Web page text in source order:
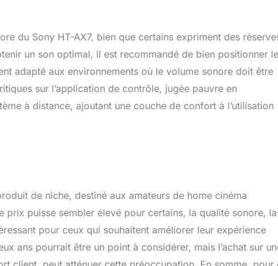
du Sony HT-AX7, bien que certains expriment des
un son optimal, il est recommandé de bien positionner
adapté aux environnements où le volume sonore doit être
sur l’application de contrôle, jugée pauvre en
à distance, ajoutant une couche de confort à l’utilisation
de niche, destiné aux amateurs de home cinéma
prix puisse sembler élevé pour certains, la qualité sonore, la
pour ceux qui souhaitent améliorer leur expérience
ans pourrait être un point à considérer, mais l’achat sur